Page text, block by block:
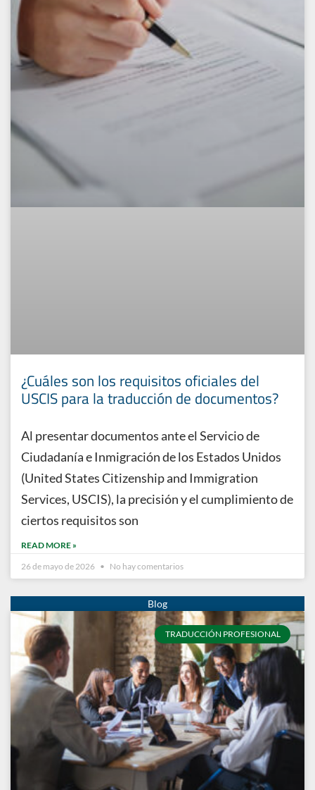
¿Cuáles son los requisitos oficiales del
USCIS para la traducción de documentos?
Al presentar documentos ante el Servicio de
Ciudadanía e Inmigración de los Estados Unidos
(United States Citizenship and Immigration
Services, USCIS), la precisión y el cumplimiento de
ciertos requisitos son
READ MORE »
26 de mayo de 2026
No hay comentarios
TRADUCCIÓN PROFESIONAL